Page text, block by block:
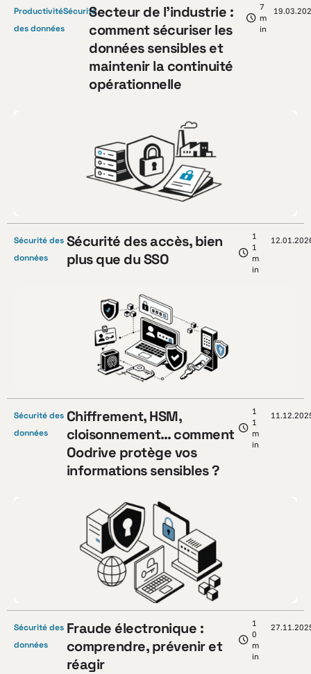
ProductivitéSécurité
des données
Secteur de l’industrie :
comment sécuriser les
données sensibles et
maintenir la continuité
opérationnelle
7
m
in
Sécurité des
données
Sécurité des accès, bien
plus que du SSO
1
1
m
in
Sécurité des
données
Chiffrement, HSM,
cloisonnement… comment
Oodrive protège vos
informations sensibles ?
1
1
m
in
Sécurité des
données
Fraude électronique :
comprendre, prévenir et
réagir
1
0
m
in